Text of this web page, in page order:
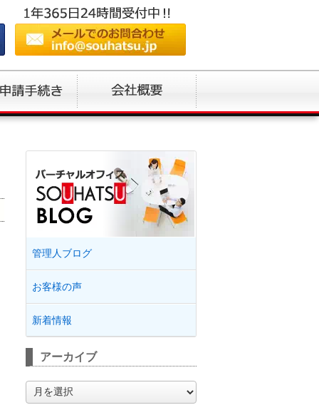
管理人ブログ
お客様の声
新着情報
アーカイブ
ー